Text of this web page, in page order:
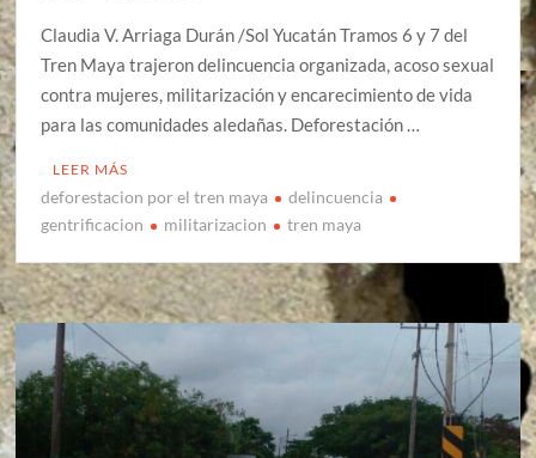
Claudia V. Arriaga Durán /Sol Yucatán Tramos 6 y 7 del
Tren Maya trajeron delincuencia organizada, acoso sexual
contra mujeres, militarización y encarecimiento de vida
para las comunidades aledañas. Deforestación …
LEER MÁS
deforestacion por el tren maya
delincuencia
gentrificacion
militarizacion tren maya